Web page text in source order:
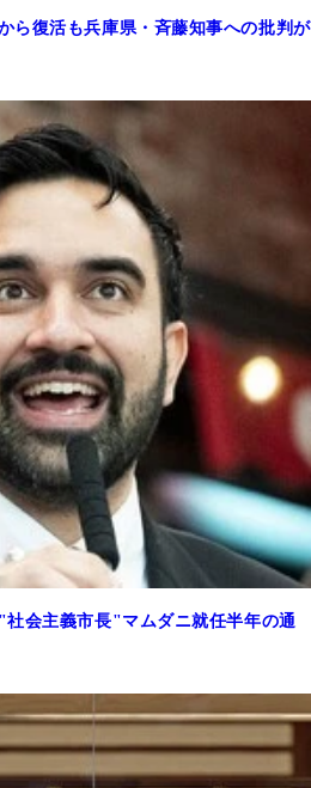
ら復活も兵庫県・斉藤知事への批判が
会主義市長"マムダニ就任半年の通